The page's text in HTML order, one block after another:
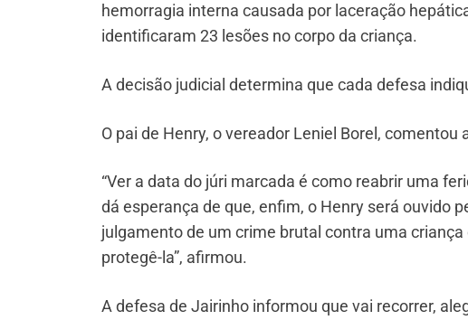
hemorragia interna causada por laceração
identificaram 23 lesões no corpo da criança.
A decisão judicial determina que cada defesa
O pai de Henry, o vereador Leniel Borel, comentou
“Ver a data do júri marcada é como reabrir uma
dá esperança de que, enfim, o Henry será ouvido
julgamento de um crime brutal contra uma
protegê-la”, afirmou.
A defesa de Jairinho informou que vai recorrer,